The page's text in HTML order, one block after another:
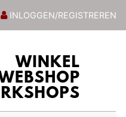
INLOGGEN/REGISTREREN